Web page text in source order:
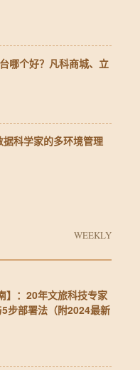
哪个好？凡科商城、立
科学家的多环境管理
WEEKLY
】：20年文旅科技专家
步部署法（附2024最新